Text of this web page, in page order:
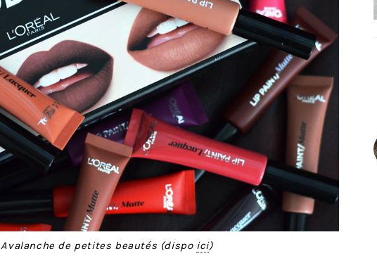
Avalanche de petites beautés (dispo ici)